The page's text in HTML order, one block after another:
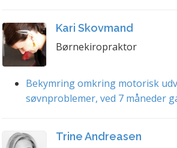
Kari Skovmand
Børnekiropraktor
Bekymring omkring motorisk
søvnproblemer, ved 7 måneder
Trine Andreasen